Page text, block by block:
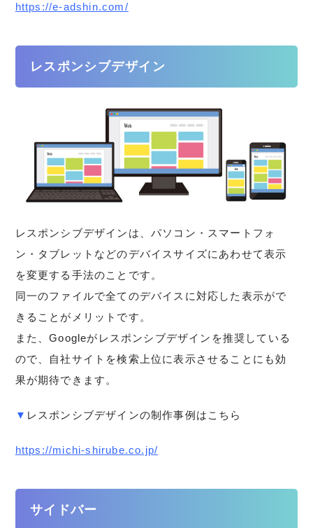
https://e-adshin.com/
レスポンシブデザイン
レスポンシブデザインは、パソコン・スマートフォ
ン・タブレットなどのデバイスサイズにあわせて表示
を変更する手法のことです。
同一のファイルで全てのデバイスに対応した表示がで
きることがメリットです。
また、Googleがレスポンシブデザインを推奨している
ので、自社サイトを検索上位に表示させることにも効
果が期待できます。
▼ レスポンシブデザインの制作事例はこちら
https://michi-shirube.co.jp/
サイドバー